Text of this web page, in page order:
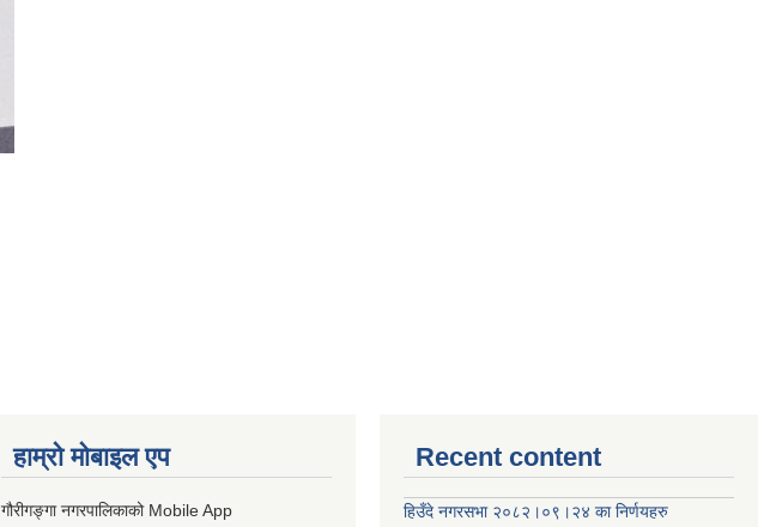
हाम्रो माेबाइल एप
गौरीगङ्गा नगरपालिकाको Mobile App
Recent content
हिउँदे नगरसभा २०८२।०९।२४ का निर्णयहरु